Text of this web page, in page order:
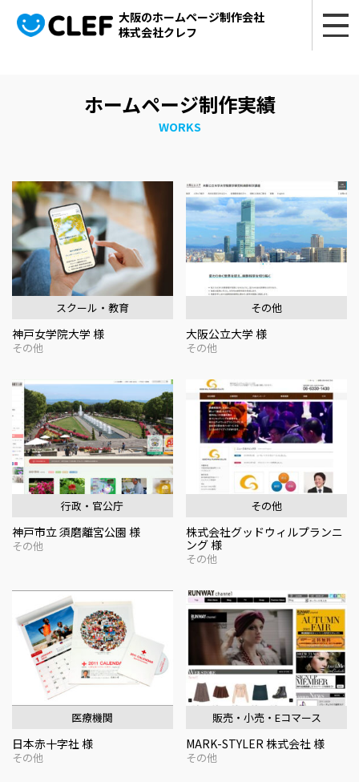
大阪のホームページ制作会社
株式会社クレフ
ホームページ制作実績
WORKS
スクール・教育
神戸女学院大学 様
その他
その他
大阪公立大学 様
その他
行政・官公庁
神戸市立 須磨離宮公園 様
その他
その他
株式会社グッドウィルプランニ
ング 様
その他
医療機関
日本赤十字社 様
その他
販売・小売・Eコマース
MARK-STYLER 株式会社 様
その他